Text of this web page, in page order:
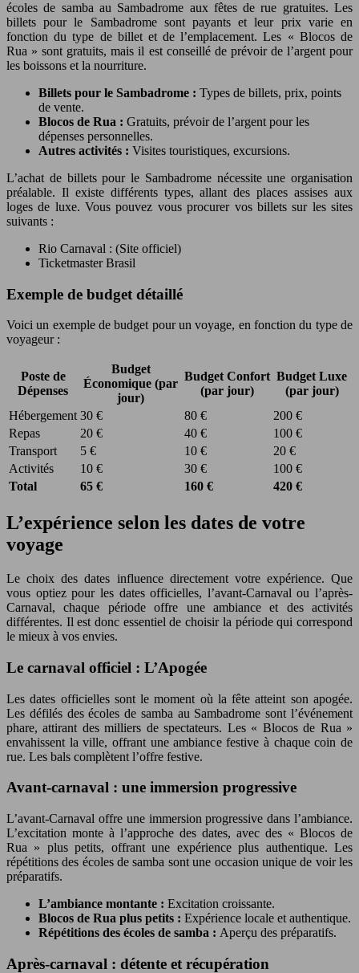
écoles de samba au Sambadrome aux fêtes de rue gratuites. Les
billets pour le Sambadrome sont payants et leur prix varie en
fonction du type de billet et de l’emplacement. Les « Blocos de
Rua » sont gratuits, mais il est conseillé de prévoir de l’argent pour
les boissons et la nourriture.
Billets pour le Sambadrome : Types de billets, prix, points
de vente.
Blocos de Rua : Gratuits, prévoir de l’argent pour les
dépenses personnelles.
Autres activités : Visites touristiques, excursions.
L’achat de billets pour le Sambadrome nécessite une organisation
préalable. Il existe différents types, allant des places assises aux
loges de luxe. Vous pouvez vous procurer vos billets sur les sites
suivants :
Rio Carnaval : (Site officiel)
Ticketmaster Brasil
Exemple de budget détaillé
Voici un exemple de budget pour un voyage, en fonction du type de
voyageur :
Poste de
Dépenses
Budget
Économique (par
jour)
Budget Confort
(par jour)
Budget Luxe
(par jour)
Hébergement 30 € 80 €
200 €
Repas
20 € 40 €
100 €
Transport
5 € 10 €
20 €
Activités
10 € 30 €
100 €
Total
65 € 160 € 420 €
L’expérience selon les dates de votre
voyage
Le choix des dates influence directement votre expérience. Que
vous optiez pour les dates officielles, l’avant-Carnaval ou l’après-
Carnaval, chaque période offre une ambiance et des activités
différentes. Il est donc essentiel de choisir la période qui correspond
le mieux à vos envies.
Le carnaval officiel : L’Apogée
Les dates officielles sont le moment où la fête atteint son apogée.
Les défilés des écoles de samba au Sambadrome sont l’événement
phare, attirant des milliers de spectateurs. Les « Blocos de Rua »
envahissent la ville, offrant une ambiance festive à chaque coin de
rue. Les bals complètent l’offre festive.
Avant-carnaval : une immersion progressive
L’avant-Carnaval offre une immersion progressive dans l’ambiance.
L’excitation monte à l’approche des dates, avec des « Blocos de
Rua » plus petits, offrant une expérience plus authentique. Les
répétitions des écoles de samba sont une occasion unique de voir les
préparatifs.
L’ambiance montante : Excitation croissante.
Blocos de Rua plus petits : Expérience locale et authentique.
Répétitions des écoles de samba : Aperçu des préparatifs.
Après-carnaval : détente et récupération